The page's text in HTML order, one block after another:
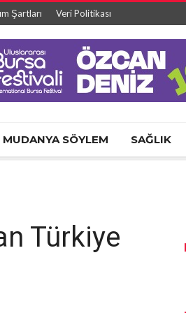
Şartları Veri Politikası
MUDANYA SÖYLEM SAĞLIK
Türkiye